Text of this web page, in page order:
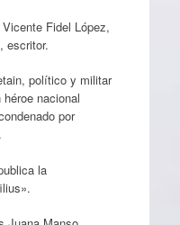
Fidel López,
escritor.
político y militar
nacional
por
la